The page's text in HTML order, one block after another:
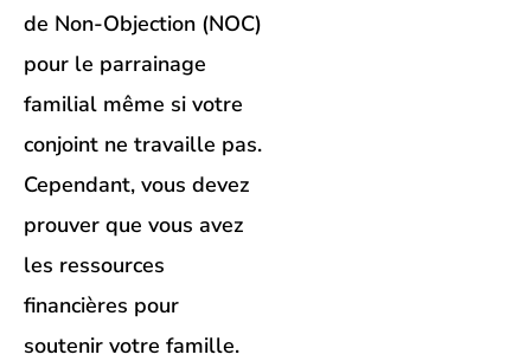
de Non-Objection (NOC)
pour le parrainage
familial même si votre
conjoint ne travaille pas.
Cependant, vous devez
prouver que vous avez
les ressources
financières pour
soutenir votre famille.